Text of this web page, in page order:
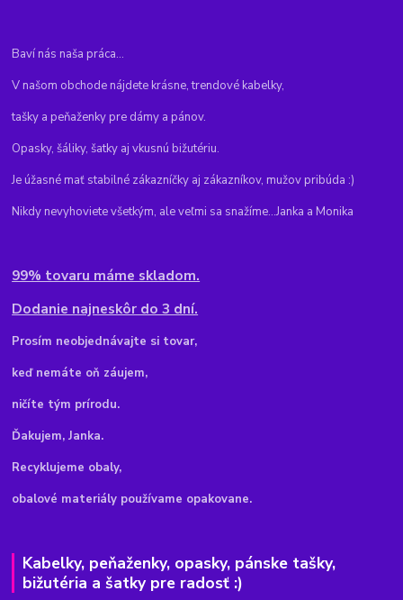
Baví nás naša práca...
V našom obchode nájdete krásne, trendové kabelky,
tašky a peňaženky pre dámy a pánov.
Opasky, šáliky, šatky aj vkusnú bižutériu.
Je úžasné mať stabilné zákazníčky aj zákazníkov, mužov pribúda :)
Nikdy nevyhoviete všetkým, ale veľmi sa snažíme...Janka a Monika
99% tovaru máme skladom.
Dodanie najneskôr do 3 dní.
Prosím neobjednávajte si tovar,
keď nemáte oň záujem,
ničíte tým prírodu.
Ďakujem, Janka.
Recyklujeme obaly,
obalové materiály používame opakovane.
Kabelky, peňaženky, opasky, pánske tašky,
bižutéria a šatky pre radosť :)